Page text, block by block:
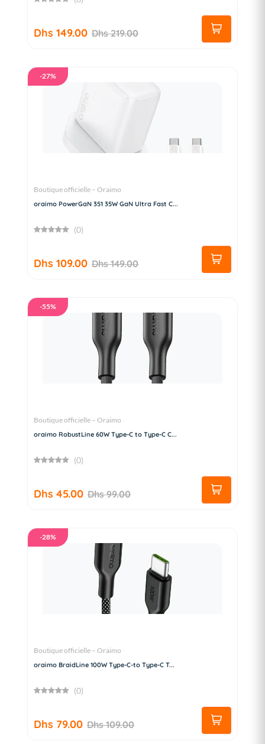
Dhs 149.00 Dhs 219.00
-27%
Boutique officielle – Oraimo
oraimo PowerGaN 351 35W GaN Ultra Fast C...
(0)
Dhs 109.00 Dhs 149.00
-55%
Boutique officielle – Oraimo
oraimo RobustLine 60W Type-C to Type-C C...
(0)
Dhs 45.00 Dhs 99.00
-28%
Boutique officielle – Oraimo
oraimo BraidLine 100W Type-C-to Type-C T...
(0)
Dhs 79.00 Dhs 109.00